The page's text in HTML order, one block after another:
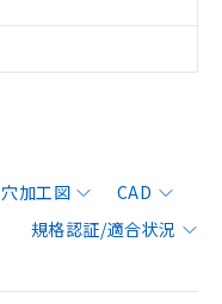
加工図
CAD
規格認証/適合状況